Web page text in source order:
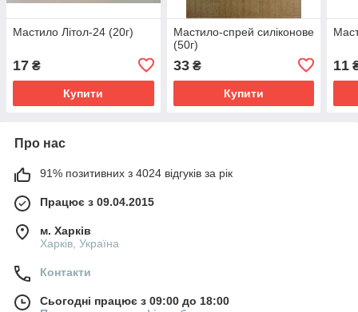
Мастило Літол-24 (20г)
17 ₴
Купити
Мастило-спрей силіконове
(50г)
33₴
Купити
11
Про нас
91% позитивних з 4024 відгуків за рік
Працює з 09.04.2015
м. Харків
Харків, Україна
Контакти
Сьогодні працює з 09:00 до 18:00